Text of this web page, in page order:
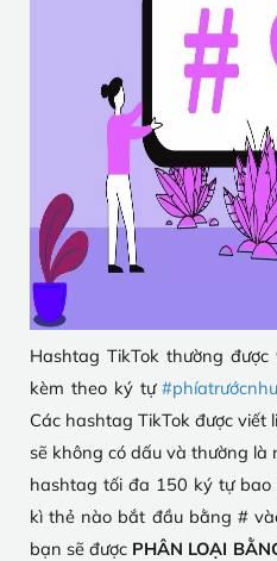
Hashtag TikTok thường
kèm theo ký tự
Các hashtag TikTok được viết
sẽ không có dấu và thường
hashtag tối đa 150 ký tự bao
kì thẻ nào bắt đầu bằng #
bạn sẽ được PHÂN LOẠI